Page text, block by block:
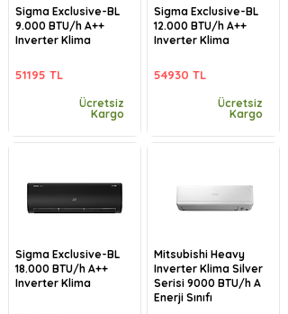
Sigma Exclusive-BL
9.000 BTU/h A++
Inverter Klima
51195 TL
Ücretsiz
Kargo
Sigma Exclusive-BL
18.000 BTU/h A++
Inverter Klima
Sigma Exclusive-BL
12.000 BTU/h A++
Inverter Klima
54930 TL
Ücretsiz
Kargo
Mitsubishi Heavy
Inverter Klima Silver
Serisi 9000 BTU/h A
Enerji Sınıfı